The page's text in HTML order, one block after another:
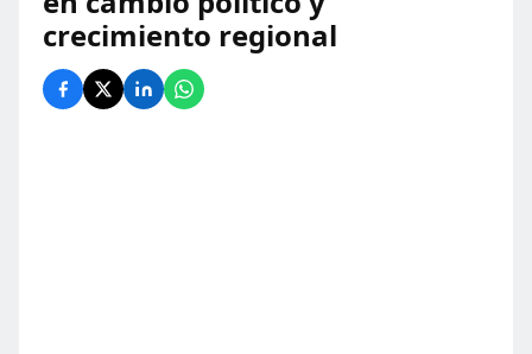
crecimiento regional